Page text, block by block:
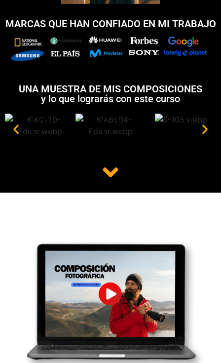
MARCAS QUE HAN CONFIADO EN MI TRABAJO
UNA MUESTRA DE MIS COMPOSICIONES
y lo que lograrás con este curso